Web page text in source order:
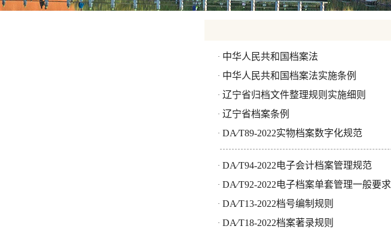
· 中华人民共和国档案法
· 中华人民共和国档案法实施条例
· 辽宁省归档文件整理规则实施细则
· 辽宁省档案条例
· DA∕T89-2022实物档案数字化规范
· DA∕T94-2022电子会计档案管理规范
· DA∕T92-2022电子档案单套管理一般要求
· DA∕T13-2022档号编制规则
· DA∕T18-2022档案著录规则